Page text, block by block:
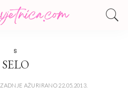
S
SELO
ZADNJE AŽURIRANO 22.05.2013.